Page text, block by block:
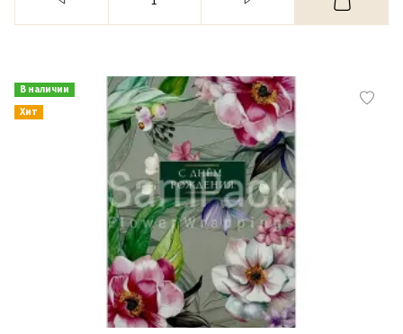
В наличии
Хит